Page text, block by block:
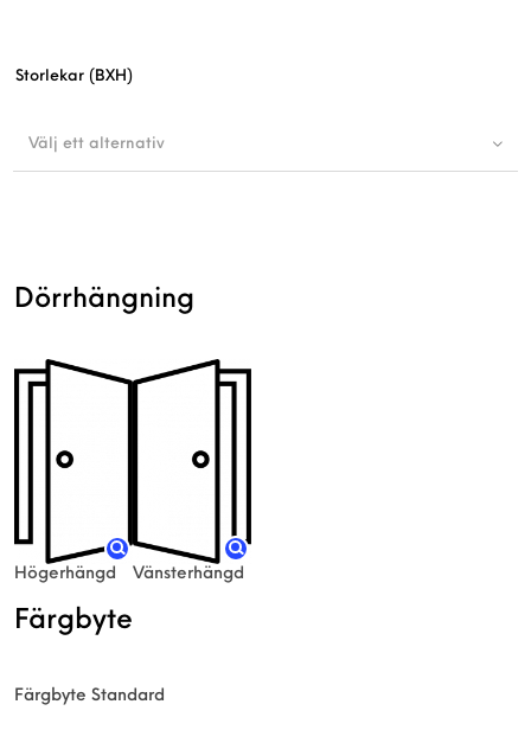
Storlekar (BXH)
Välj ett alternativ
Dörrhängning
Högerhängd Vänsterhängd
Färgbyte
Färgbyte Standard